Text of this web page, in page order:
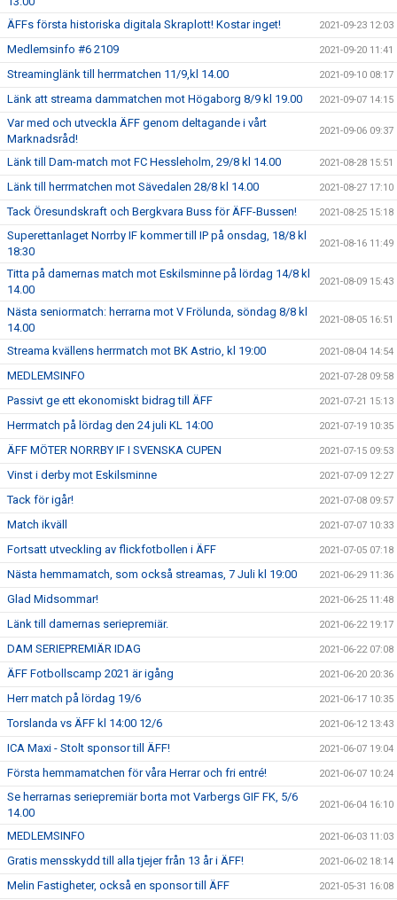
ÄFFs första historiska digitala Skraplott! Kostar inget!
2021-09-23 12:03
Medlemsinfo #6 2109 2021-09-20 11:41
Streaminglänk till herrmatchen 11/9,kl 14.00 2021-09-10 08:17
Länk att streama dammatchen mot Högaborg 8/9 kl 19.00 2021-09-07 14:15
Var med och utveckla ÄFF genom deltagande i vårt
Marknadsråd!
2021-09-06 09:37
Länk till Dam-match mot FC Hessleholm, 29/8 kl 14.00 2021-08-28 15:51
Länk till herrmatchen mot Sävedalen 28/8 kl 14.00 2021-08-27 17:10
Tack Öresundskraft och Bergkvara Buss för ÄFF-Bussen! 2021-08-25 15:18
Superettanlaget Norrby IF kommer till IP på onsdag, 18/8 kl
18:30
2021-08-16 11:49
Titta på damernas match mot Eskilsminne på lördag 14/8 kl
14.00
2021-08-09 15:43
Nästa seniormatch: herrarna mot V Frölunda, söndag 8/8 kl
14.00
2021-08-05 16:51
Streama kvällens herrmatch mot BK Astrio, kl 19:00 2021-08-04 14:54
MEDLEMSINFO 2021-07-28 09:58
Passivt ge ett ekonomiskt bidrag till ÄFF 2021-07-21 15:13
Herrmatch på lördag den 24 juli KL 14:00 2021-07-19 10:35
ÄFF MÖTER NORRBY IF I SVENSKA CUPEN 2021-07-15 09:53
Vinst i derby mot Eskilsminne 2021-07-09 12:27
Tack för igår! 2021-07-08 09:57
Match ikväll 2021-07-07 10:33
Fortsatt utveckling av flickfotbollen i ÄFF 2021-07-05 07:18
Nästa hemmamatch, som också streamas, 7 Juli kl 19:00 2021-06-29 11:36
Glad Midsommar! 2021-06-25 11:48
Länk till damernas seriepremiär. 2021-06-22 19:17
DAM SERIEPREMIÄR IDAG 2021-06-22 07:08
ÄFF Fotbollscamp 2021 är igång 2021-06-20 20:36
Herr match på lördag 19/6 2021-06-17 10:35
Torslanda vs ÄFF kl 14:00 12/6 2021-06-12 13:43
ICA Maxi - Stolt sponsor till ÄFF! 2021-06-07 19:04
Första hemmamatchen för våra Herrar och fri entré! 2021-06-07 10:24
Se herrarnas seriepremiär borta mot Varbergs GIF FK, 5/6
14.00
2021-06-04 16:10
MEDLEMSINFO 2021-06-03 11:03
Gratis mensskydd till alla tjejer från 13 år i ÄFF! 2021-06-02 18:14
Melin Fastigheter, också en sponsor till ÄFF 2021-05-31 16:08